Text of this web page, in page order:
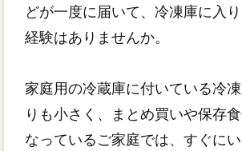
どが一度に届いて、冷凍庫に入
経験はありませんか。
家庭用の冷蔵庫に付いている冷
りも小さく、まとめ買いや保存
なっているご家庭では、すぐに